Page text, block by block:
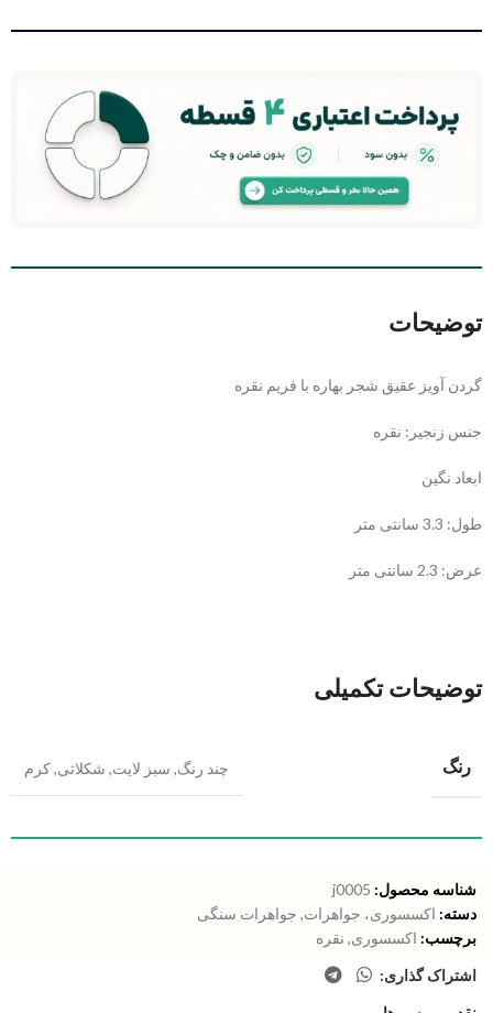
توضیحات
گردن آویز عقیق شجر بهاره با فریم نقره
جنس زنجیر: نقره
ابعاد نگین
طول: 3.3 سانتی متر
عرض: 2.3 سانتی متر
توضیحات تکمیلی
رنگ چند رنگ, سبز لایت, شکلاتی,کرم
شناسه محصول: j0005
دسته: اکسسوری، جواهرات, جواهرات سنگی
برچسب: اکسسوری, نقره
اشتراک گذاری: